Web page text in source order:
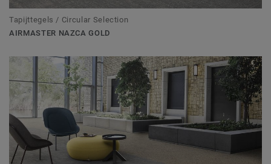
Tapijttegels / Circular Selection
AIRMASTER NAZCA GOLD